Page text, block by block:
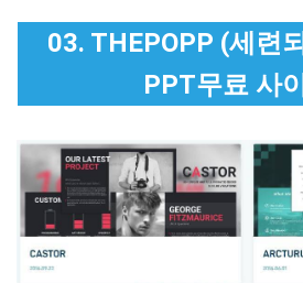
03. THEPOPP (세련
PPT무료 사